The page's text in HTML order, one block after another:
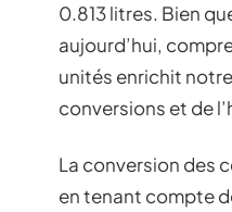
0.813 litres. Bien
aujourd’hui,
unités enrichit
conversions et de
La conversion des
en tenant compte